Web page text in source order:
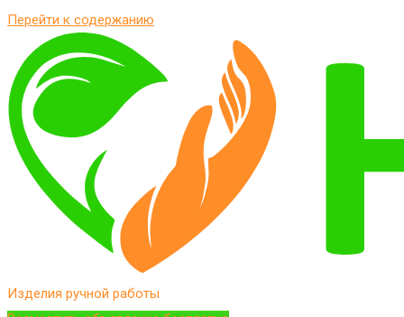
Перейти к содержанию
Изделия ручной работы